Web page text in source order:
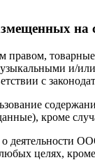
на
и/
с
кроме
о деятельности
целях,